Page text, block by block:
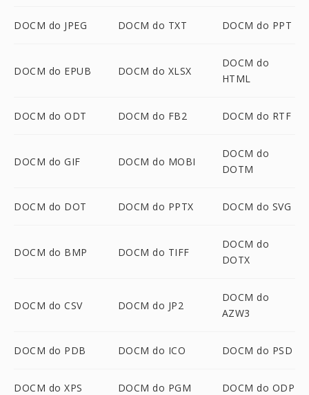
DOCM do JPEG DOCM do TXT DOCM do PPT
DOCM do EPUB DOCM do XLSX
DOCM do
HTML
DOCM do ODT DOCM do FB2 DOCM do RTF
DOCM do GIF DOCM do MOBI
DOCM do
DOTM
DOCM do DOT DOCM do PPTX DOCM do SVG
DOCM do BMP DOCM do TIFF
DOCM do
DOTX
DOCM do CSV DOCM do JP2
DOCM do
AZW3
DOCM do PDB DOCM do ICO DOCM do PSD
DOCM do XPS DOCM do PGM DOCM do ODP